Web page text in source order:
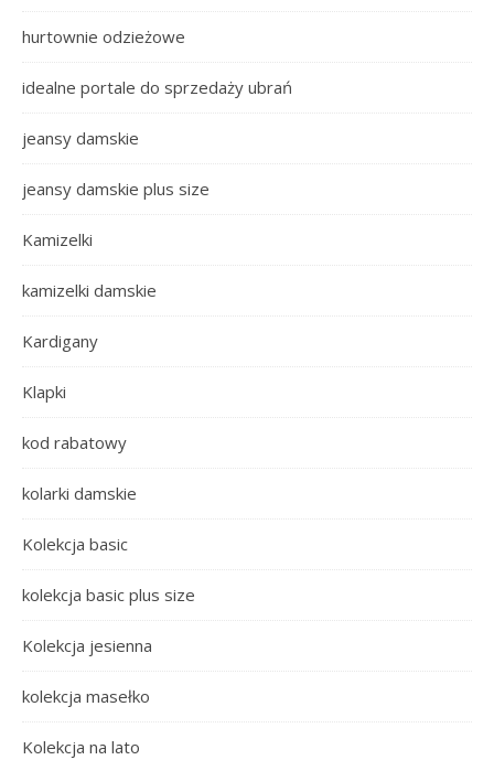
hurtownie odzieżowe
idealne portale do sprzedaży ubrań
jeansy damskie
jeansy damskie plus size
Kamizelki
kamizelki damskie
Kardigany
Klapki
kod rabatowy
kolarki damskie
Kolekcja basic
kolekcja basic plus size
Kolekcja jesienna
kolekcja masełko
Kolekcja na lato